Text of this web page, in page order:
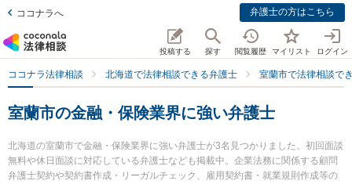
ココナラへ 弁護士の方はこちら
投稿する 探す 閲覧履歴 マイリスト ログイン
ココナラ法律相談 北海道で法律相談できる弁護士 室蘭市で法律相談で
室蘭市の金融・保険業界に強い弁護士
北海道の室蘭市で金融・保険業界に強い弁護士が3名見つかりました。初回面談
無料や休日面談に対応している弁護士なども掲載中。企業法務に関係する顧問
弁護士契約や契約書作成・リーガルチェック、雇用契約書・就業規則作成等の